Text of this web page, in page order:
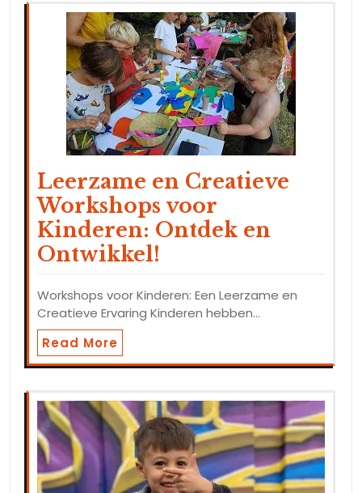
Leerzame en Creatieve
Workshops voor
Kinderen: Ontdek en
Ontwikkel!
Workshops voor Kinderen: Een Leerzame en
Creatieve Ervaring Kinderen hebben…
Read More